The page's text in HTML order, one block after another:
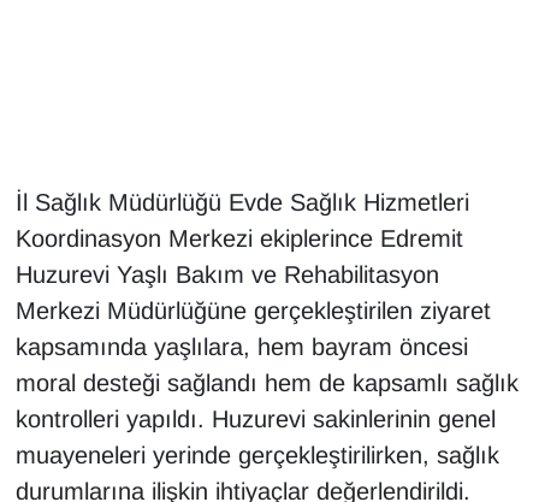
İl Sağlık Müdürlüğü Evde Sağlık Hizmetleri
Koordinasyon Merkezi ekiplerince Edremit
Huzurevi Yaşlı Bakım ve Rehabilitasyon
Merkezi Müdürlüğüne gerçekleştirilen ziyaret
kapsamında yaşlılara, hem bayram öncesi
moral desteği sağlandı hem de kapsamlı sağlık
kontrolleri yapıldı. Huzurevi sakinlerinin genel
muayeneleri yerinde gerçekleştirilirken, sağlık
durumlarına ilişkin ihtiyaçlar değerlendirildi.
Haber
HABERDE İNSAN
İngilizce
Kadın
Kamu Alımları